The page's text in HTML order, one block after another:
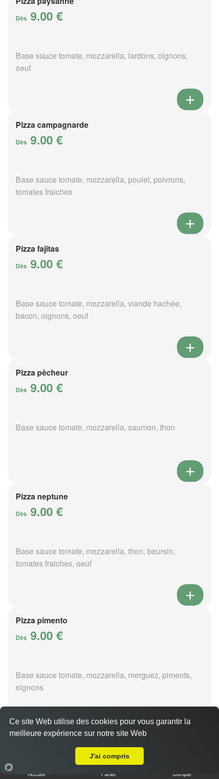
Dès 9.00 €
Base sauce tomate, mozzarella, lardons, oignons,
oeuf
Pizza campagnarde
Dès 9.00 €
Base sauce tomate, mozzarella, poulet, poivrons,
tomates fraiches
Pizza fajitas
Dès 9.00 €
Base sauce tomate, mozzarella, viande hachée,
bacon, oignons, oeuf
Pizza pêcheur
Dès 9.00 €
Base sauce tomate, mozzarella, saumon, thon
Pizza neptune
Dès 9.00 €
Base sauce tomate, mozzarella, thon, boursin,
tomates fraiches, oeuf
Pizza pimento
Dès 9.00 €
Base sauce tomate, mozzarella, merguez, piments,
oignons
Accueil Panier Compte
Ce site Web utilise des cookies pour vous garantir la
meilleure expérience sur notre site Web
J'ai compris